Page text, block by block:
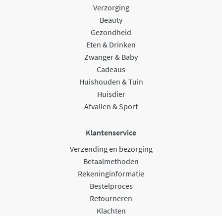
Verzorging
Beauty
Gezondheid
Eten & Drinken
Zwanger & Baby
Cadeaus
Huishouden & Tuin
Huisdier
Afvallen & Sport
Klantenservice
Verzending en bezorging
Betaalmethoden
Rekeninginformatie
Bestelproces
Retourneren
Klachten